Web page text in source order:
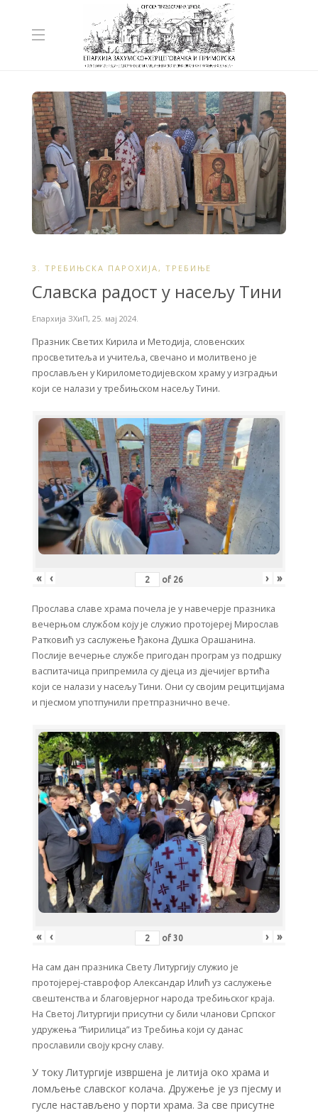
3. ТРЕБИЊСКА ПАРОХИЈА, ТРЕБИЊЕ
Славска радост у насељу Тини
Епархија ЗХиП, 25. мај 2024.
Празник Светих Кирила и Методија, словенских
просветитеља и учитеља, свечано и молитвено је
прослављен у Кирилометодијевском храму у изградњи
који се налази у требињском насељу Тини.
« ‹ of 26 › »
Прослава славе храма почела је у навечерје празника
вечерњом службом коју је служио протојереј Мирослав
Ратковић уз саслужење ђакона Душка Орашанина.
Послије вечерње службе пригодан програм уз подршку
васпитачица припремила су дјеца из дјечијег вртића
који се налази у насељу Тини. Они су својим рецитцијама
и пјесмом употпунили претпразнично вече.
« ‹ of 30 › »
На сам дан празника Свету Литургију служио је
протојереј-ставрофор Александар Илић уз саслужење
свештенства и благовјерног народа требињског краја.
На Светој Литургији присутни су били чланови Српског
удружења “Ћирилица” из Требиња који су данас
прославили своју крсну славу.
У току Литургије извршена је литија око храма и
ломљење славског колача. Дружење је уз пјесму и
гусле настављено у порти храма. За све присутне